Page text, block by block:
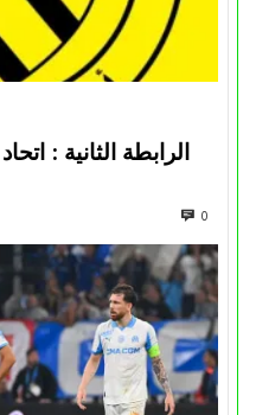
الرابطة الثانية :
0